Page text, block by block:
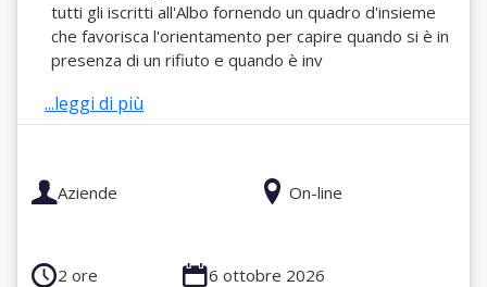
tutti gli iscritti all'Albo fornendo un quadro d'insieme
che favorisca l'orientamento per capire quando si è in
presenza di un rifiuto e quando è inv
...leggi di più
Aziende On-line
2 ore 6 ottobre 2026